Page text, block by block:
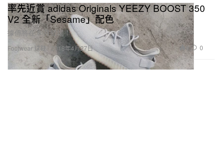
Footwear 球鞋
率先近賞 adidas Originals YEEZY BOOST 350
V2 全新「Sesame」配色
據傳將在 8 月登場！
2018年4月27日 8 0